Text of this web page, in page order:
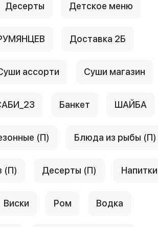
Десерты Детское меню
Доставка 2Б
ассорти Суши магазин
Банкет ШАЙБА
(П) Блюда из рыбы (П)
(П) Десерты (П)
Виски Ром Водка